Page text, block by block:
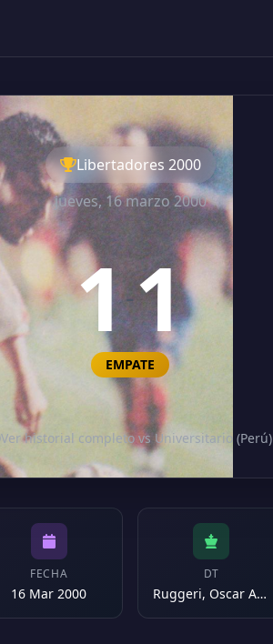
Libertadores 2000
jueves, 16 marzo 2000
1-1
EMPATE
Ver historial completo vs Universitario (Perú)
FECHA
16 Mar 2000
DT
Ruggeri, Oscar Alfredo